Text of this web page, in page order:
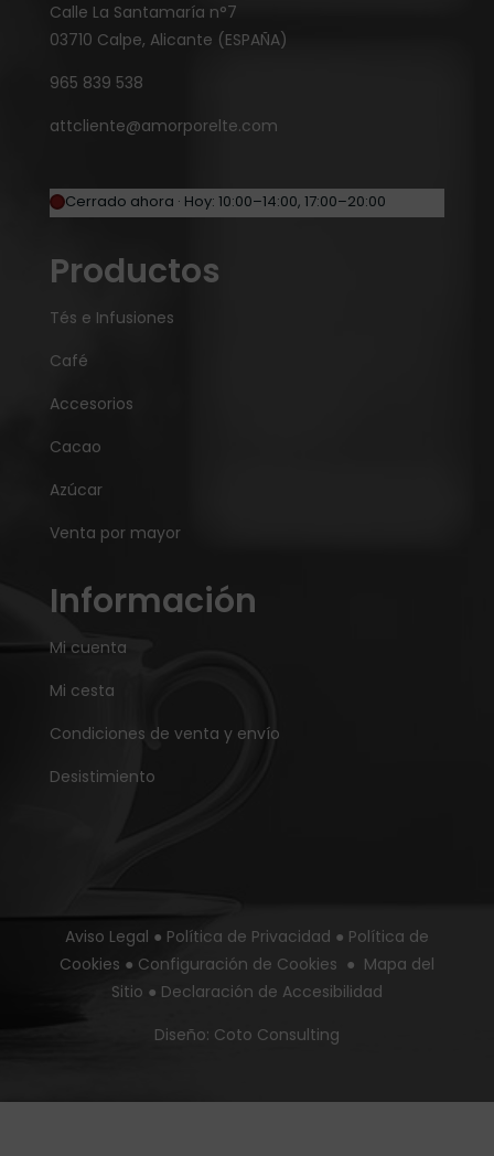
Calle La Santamaría n°7
03710 Calpe, Alicante (ESPAÑA)
965 839 538
attcliente@amorporelte.com
Cerrado ahora · Hoy: 10:00–14:00, 17:00–20:00
Productos
Tés e Infusiones
Café
Accesorios
Cacao
Azúcar
Venta por mayor
Información
Mi cuenta
Mi cesta
Condiciones de venta y envío
Desistimiento
Aviso Legal ● Política de Privacidad ● Política de
Cookies ● Configuración de Cookies ● Mapa del
Sitio ● Declaración de Accesibilidad
Diseño: Coto Consulting